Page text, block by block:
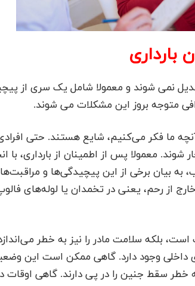
بارداری
نمی شوند و معمولا شامل یک سری از
متوجه بروز این مشکلات می شوند.
ما فکر می‌کنیم، شایع هستند. حتی
معمولا پس از اطمینان از بارداری، با
بیان برخی از این پیچیدگی‌ها و
از رحم، یعنی در تخمدان یا لوله‌های
بلکه سلامت مادر را نیز به خطر
داخلی وجود دارد. گاهی ممکن است این
خطر سقط جنین را در پی دارند. گاهی اوقات